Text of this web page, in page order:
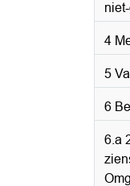
4
5
6
6.a